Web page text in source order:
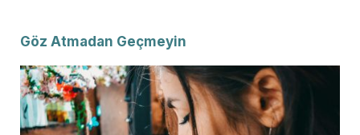
Göz Atmadan Geçmeyin